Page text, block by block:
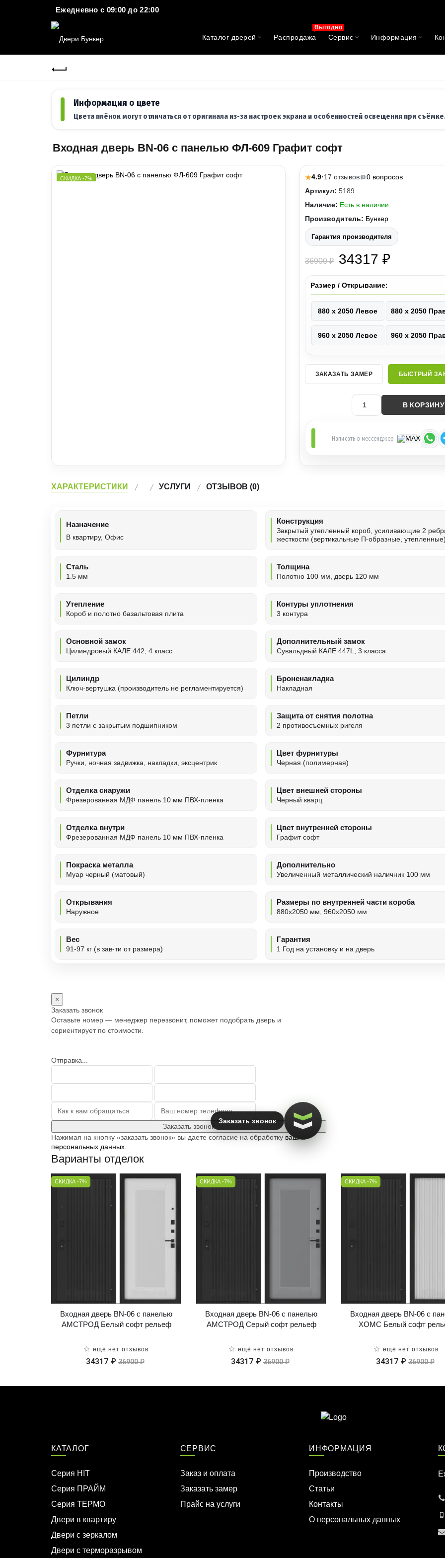
Ежедневно c 09:00 до 22:00
Каталог дверей Распродажа
Выгодно
Сервис Информация
Информация о цвете
Цвета плёнок могут отличаться от оригинала из-за настроек экрана и особенностей освещения при
Входная дверь BN-06 с панелью ФЛ-609 Графит софт
СКИДКА -7% ★4.9·17 отзывов
0 вопросов
Артикул: 5189
Наличие: Есть в наличии
Производитель: Бункер
Гарантия производителя
36900 ₽ 34317 ₽
Размер / Открывание:
880 х 2050 Левое 880 х 2050
960 х 2050 Левое 960 х 2050
ЗАКАЗАТЬ ЗАМЕР БЫСТРЫЙ
В КОРЗИНУ
Написать в мессенджер
ХАРАКТЕРИСТИКИ УСЛУГИ ОТЗЫВОВ (0)
Назначение
В квартиру, Офис
Конструкция
Закрытый утепленный короб, усиливающие 2
жесткости (вертикальные П-образные,
Сталь
1.5 мм
Толщина
Полотно 100 мм, дверь 120 мм
Утепление
Короб и полотно базальтовая плита
Контуры уплотнения
3 контура
Основной замок
Цилиндровый КАЛЕ 442, 4 класс
Дополнительный замок
Сувальдный КАЛЕ 447L, 3 класса
Цилиндр
Ключ-вертушка (производитель не регламентируется)
Броненакладка
Накладная
Петли
3 петли с закрытым подшипником
Защита от снятия полотна
2 противосъемных ригеля
Фурнитура
Ручки, ночная задвижка, накладки, эксцентрик
Цвет фурнитуры
Черная (полимерная)
Отделка снаружи
Фрезерованная МДФ панель 10 мм ПВХ-пленка
Цвет внешней стороны
Черный кварц
Отделка внутри
Фрезерованная МДФ панель 10 мм ПВХ-пленка
Цвет внутренней стороны
Графит софт
Покраска металла
Муар черный (матовый)
Дополнительно
Увеличенный металлический наличник 100 мм
Открывания
Наружное
Размеры по внутренней части короба
880х2050 мм, 960х2050 мм
Вес
91-97 кг (в зав-ти от размера)
Гарантия
1 Год на установку и на дверь
×
Заказать звонок
Оставьте номер — менеджер перезвонит, поможет подобрать дверь и
сориентирует по стоимости.
Отправка...
Заказать звонок
Нажимая на кнопку «заказать звонок» вы даете согласие на обработку ваших
персональных данных
Заказать звонок
Варианты отделок
СКИДКА -7%
Входная дверь BN-06 с панелью
АМСТРОД Белый софт рельеф
ещё нет отзывов
34317 ₽ 36900 ₽
СКИДКА -7%
Входная дверь BN-06 с панелью
АМСТРОД Серый софт рельеф
ещё нет отзывов
34317 ₽ 36900 ₽
СКИДКА -7%
Входная дверь BN-06 с
ХОМС Белый софт
ещё нет отзывов
34317 ₽ 36900 ₽
КАТАЛОГ
Серия HIT
Серия ПРАЙМ
Серия ТЕРМО
Двери в квартиру
Двери с зеркалом
Двери с терморазрывом
СЕРВИС
Заказ и оплата
Заказать замер
Прайс на услуги
ИНФОРМАЦИЯ
Производство
Статьи
Контакты
О персональных данных